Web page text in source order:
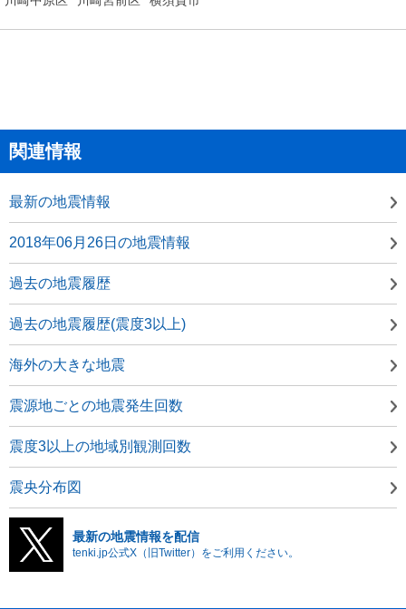
関連情報
最新の地震情報
2018年06月26日の地震情報
過去の地震履歴
過去の地震履歴(震度3以上)
海外の大きな地震
震源地ごとの地震発生回数
震度3以上の地域別観測回数
震央分布図
最新の地震情報を配信
tenki.jp公式X（旧Twitter）をご利用ください。